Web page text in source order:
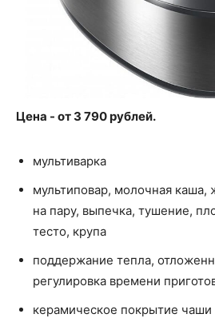
Цена - от 3 790 рублей.
мультиварка
мультиповар, молочная каша,
на пару, выпечка, тушение,
тесто, крупа
поддержание тепла,
регулировка времени
керамическое покрытие чаши